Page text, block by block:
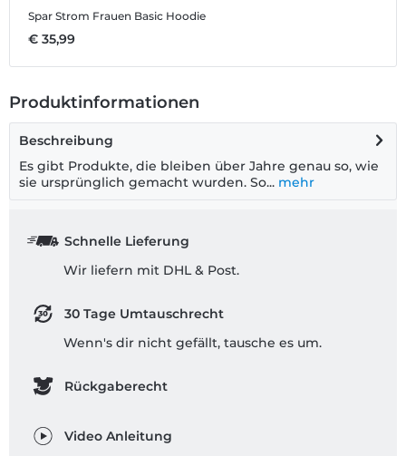
Spar Strom Frauen Basic Hoodie
€ 35,99
Produktinformationen
Beschreibung
Es gibt Produkte, die bleiben über Jahre genau so, wie
sie ursprünglich gemacht wurden. So... mehr
Schnelle Lieferung
Wir liefern mit DHL & Post.
30 Tage Umtauschrecht
Wenn's dir nicht gefällt, tausche es um.
Rückgaberecht
Video Anleitung